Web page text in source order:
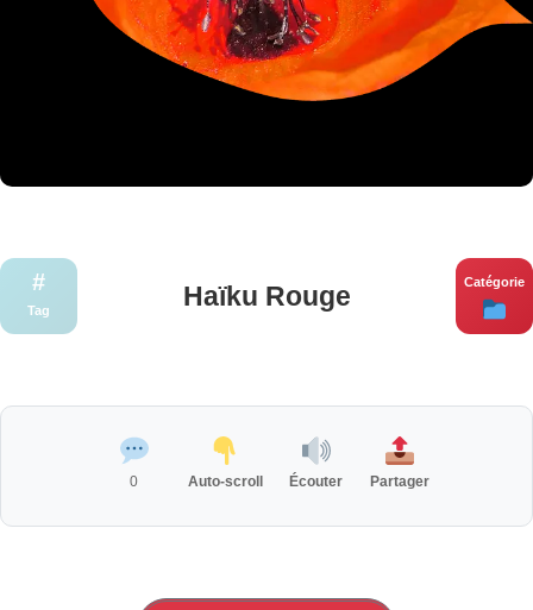
#
Tag Haïku Rouge Catégorie
0 Auto-scroll Écouter Partager